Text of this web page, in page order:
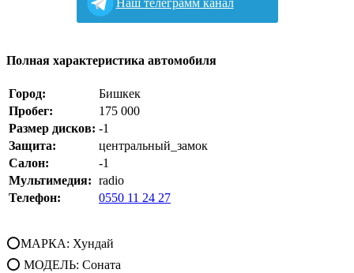
Полная характеристика автомобиля
Город:
Бишкек
Пробег:
175 000
Размер дисков: -1
Защита:
центральный_замок
Салон:
-1
Мультимедия: radio
Телефон:
0550 11 24 27
⭕МАРКА: Хундай
⭕ МОДЕЛЬ: Соната